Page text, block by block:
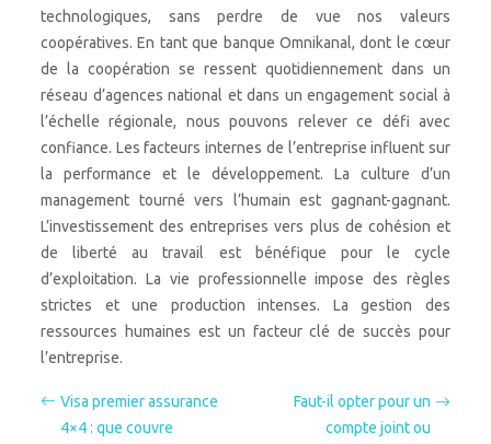
technologiques, sans perdre de vue nos valeurs
coopératives. En tant que banque Omnikanal, dont le cœur
de la coopération se ressent quotidiennement dans un
réseau d’agences national et dans un engagement social à
l’échelle régionale, nous pouvons relever ce défi avec
confiance. Les facteurs internes de l’entreprise influent sur
la performance et le développement. La culture d’un
management tourné vers l’humain est gagnant-gagnant.
L’investissement des entreprises vers plus de cohésion et
de liberté au travail est bénéfique pour le cycle
d’exploitation. La vie professionnelle impose des règles
strictes et une production intenses. La gestion des
ressources humaines est un facteur clé de succès pour
l’entreprise.
Visa premier assurance
4×4 : que couvre
Faut-il opter pour un
compte joint ou